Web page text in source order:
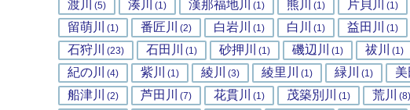
渡川 (5) 湊川 (1) 漢那福地川 (1) 熊川 (1) 片貝川 (1)
留萌川 (1) 番匠川 (2) 白岩川 (1) 白川 (1) 益田川 (1)
石狩川 (23) 石田川 (1) 砂押川 (1) 磯辺川 (1) 祓川 (1)
紀の川 (4) 紫川 (1) 綾川 (3) 綾里川 (1) 緑川 (1) 美
船津川 (2) 芦田川 (7) 花貫川 (1) 茂築別川 (1) 荒川 (8)